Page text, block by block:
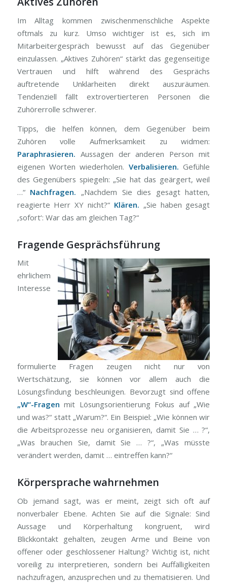
Im Alltag kommen zwischenmenschliche Aspekte
oftmals zu kurz. Umso wichtiger ist es, sich im
Mitarbeitergespräch bewusst auf das Gegenüber
einzulassen. „Aktives Zuhören“ stärkt das gegenseitige
Vertrauen und hilft während des Gesprächs
auftretende Unklarheiten direkt auszuräumen.
Tendenziell fällt extrovertierteren Personen die
Zuhörerrolle schwerer.
Tipps, die helfen können, dem Gegenüber beim
Zuhören volle Aufmerksamkeit zu widmen:
Paraphrasieren. Aussagen der anderen Person mit
eigenen Worten wiederholen. Verbalisieren.Gefühle
des Gegenübers spiegeln: „Sie hat das geärgert, weil
…“ Nachfragen. „Nachdem Sie dies gesagt hatten,
reagierte Herr XY nicht?“ Klären. „Sie haben gesagt
‚sofort‘: War das am gleichen Tag?“
Fragende Gesprächsführung
Mit
ehrlichem
Interesse
formulierte Fragen zeugen nicht nur von
Wertschätzung, sie können vor allem auch die
Lösungsfindung beschleunigen. Bevorzugt sind offene
„W“-Fragen mit Lösungsorientierung Fokus auf „Wie
und was?“ statt „Warum?“. Ein Beispiel: „Wie können wir
die Arbeitsprozesse neu organisieren, damit Sie … ?“,
„Was brauchen Sie, damit Sie … ?“, „Was müsste
verändert werden, damit … eintreffen kann?“
Körpersprache wahrnehmen
Ob jemand sagt, was er meint, zeigt sich oft auf
nonverbaler Ebene. Achten Sie auf die Signale: Sind
Aussage und Körperhaltung kongruent, wird
Blickkontakt gehalten, zeugen Arme und Beine von
offener oder geschlossener Haltung? Wichtig ist, nicht
voreilig zu interpretieren, sondern bei Auffälligkeiten
nachzufragen, anzusprechen und zu thematisieren. Und